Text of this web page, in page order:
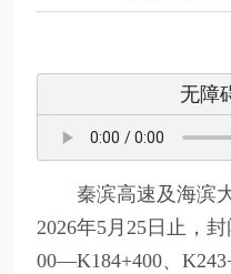
无障
秦滨高速及海滨
2026年5月25日止，
00—K184+400、